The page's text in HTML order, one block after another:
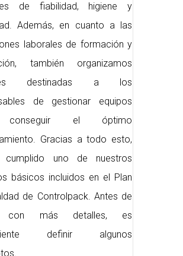
de fiabilidad, higiene y
Además, en cuanto a las
laborales de formación y
también organizamos
destinadas a los
de gestionar equipos
conseguir el óptimo
Gracias a todo esto,
cumplido uno de nuestros
básicos incluidos en el Plan
de Controlpack. Antes de
con más detalles, es
definir algunos